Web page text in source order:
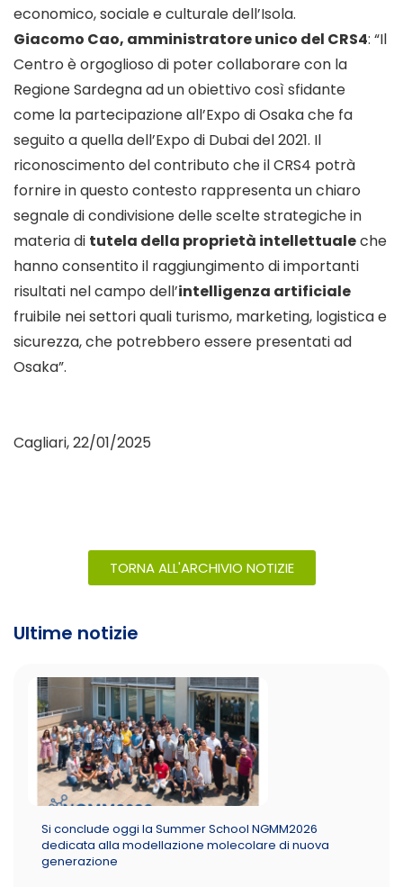
economico, sociale e culturale dell’Isola.
Giacomo Cao, amministratore unico del CRS4: “Il
Centro è orgoglioso di poter collaborare con la
Regione Sardegna ad un obiettivo così sfidante
come la partecipazione all’Expo di Osaka che fa
seguito a quella dell’Expo di Dubai del 2021. Il
riconoscimento del contributo che il CRS4 potrà
fornire in questo contesto rappresenta un chiaro
segnale di condivisione delle scelte strategiche in
materia di tutela della proprietà intellettualeche
hanno consentito il raggiungimento di importanti
risultati nel campo dell’intelligenza artificiale
fruibile nei settori quali turismo, marketing, logistica e
sicurezza, che potrebbero essere presentati ad
Osaka”.
Cagliari, 22/01/2025
TORNA ALL'ARCHIVIO NOTIZIE
Ultime notizie
Si conclude oggi la Summer School NGMM2026
dedicata alla modellazione molecolare di nuova
generazione